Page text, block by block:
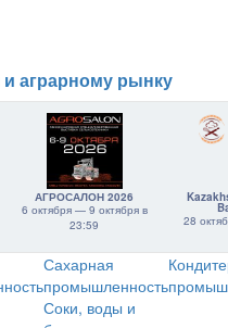
аграрному рынку
АГРОСАЛОН 2026
6 октября — 9 октября в
23:59
28
Сахарная
промышленность
Соки, воды и